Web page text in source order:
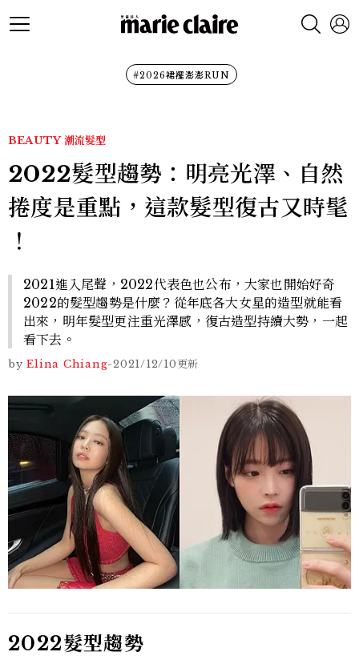
#2026裙襬澎澎RUN
BEAUTY 潮流髮型
2022髮型趨勢：明亮光澤、自然
捲度是重點，這款髮型復古又時髦
！
2021進入尾聲，2022代表色也公布，大家也開始好奇
2022的髮型趨勢是什麼？從年底各大女星的造型就能看
出來，明年髮型更注重光澤感，復古造型持續大勢，一起
看下去。
by Elina Chiang-2021/12/10更新
2022髮型趨勢